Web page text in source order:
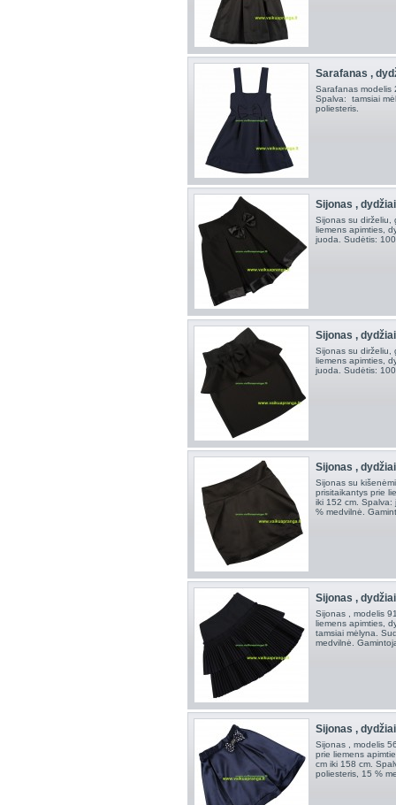
Sarafanas ,
Sarafanas modelis
Spalva: tamsiai
poliesteris.
Sijonas ,
Sijonas su dirželiu,
liemens apimties,
juoda. Sudėtis:
Sijonas ,
Sijonas su dirželiu,
liemens apimties,
juoda. Sudėtis:
Sijonas ,
Sijonas su
prisitaikantys prie
iki 152 cm.
% medvilnė.
Sijonas ,
Sijonas , modelis
liemens apimties,
tamsiai mėlyna.
medvilnė.
Sijonas ,
Sijonas , modelis
prie liemens
cm iki 158 cm.
poliesteris, 15 %